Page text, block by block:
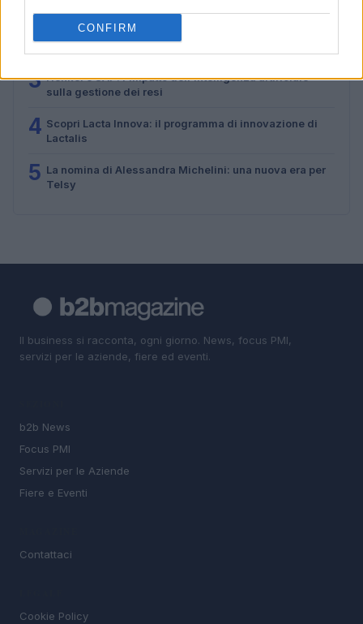
CONFIRM
2
Acquisizione Fincantieri-WSense: i fondatori restano e
rimettono capitale
3 Henkel e SAP: l’impatto dell’intelligenza artificiale
sulla gestione dei resi
4 Scopri Lacta Innova: il programma di innovazione di
Lactalis
5 La nomina di Alessandra Michelini: una nuova era per
Telsy
Il business si racconta, ogni giorno. News, focus PMI,
servizi per le aziende, fiere ed eventi.
b2b News
Focus PMI
Servizi per le Aziende
Fiere e Eventi
Contattaci
Cookie Policy